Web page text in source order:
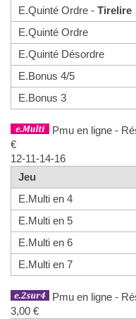
E.Quinté Ordre -Tirelire
E.Quinté Ordre
E.Quinté Désordre
E.Bonus 4/5
E.Bonus 3
Pmu en ligne -
€
12-11-14-16
Jeu
E.Multi en 4
E.Multi en 5
E.Multi en 6
E.Multi en 7
Pmu en ligne -
3,00 €